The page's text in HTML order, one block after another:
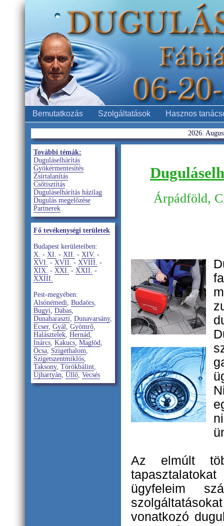
Bemutatkozás Szolgáltatások Hasznos
2026.
További témák:
Duguláselhárítás
Gyökérmentesítés
Zsírtalanítás
Csőtisztítás
Duguláselhárítás házilag
Dugulás megelőzése
Partnerek
Fő tevékenységi területek
Budapest kerületeiben:
X. - XI. - XII. - XIV. -
XVI. - XVII. - XVIII. -
XIX. - XXI. - XXII. -
XXIII.
Pest-megyében:
Alsónémedi, Budaörs,
Bugyi, Dabas,
Dunaharaszti, Dunavarsány,
Ecser, Gyál, Gyömrő,
Halásztelek, Hernád,
Inárcs, Kakucs, Maglód,
Ócsa, Szigethalom,
Szigetszentmiklós,
Taksony, Törökbálint,
Újhartyán, Üllő, Vecsés
Árpádföld,
Az elmúlt
ügyfeleim
vonatkozó